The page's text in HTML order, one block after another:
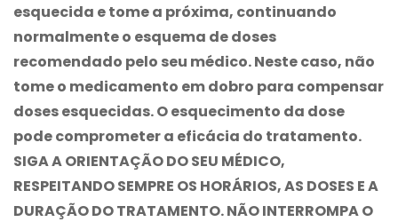
esquecida e tome a próxima, continuando
normalmente o esquema de doses
recomendado pelo seu médico. Neste caso, não
tome o medicamento em dobro para compensar
doses esquecidas. O esquecimento da dose
pode comprometer a eficácia do tratamento.
SIGA A ORIENTAÇÃO DO SEU MÉDICO,
RESPEITANDO SEMPRE OS HORÁRIOS, AS DOSES E A
DURAÇÃO DO TRATAMENTO. NÃO INTERROMPA O